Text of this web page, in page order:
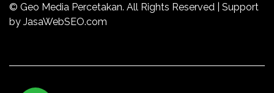
© Geo Media Percetakan. All Rights Reserved | Support
by JasaWebSEO.com